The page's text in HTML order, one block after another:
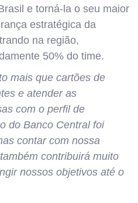
e torná-la o seu maior
estratégica da
na região,
50% do time.
mais que cartões de
e atender as
com o perfil de
do Banco Central foi
contar com nossa
contribuirá muito
nossos objetivos até o